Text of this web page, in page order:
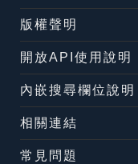
版權聲明
開放API使用說明
內嵌搜尋欄位說明
相關連結
常見問題